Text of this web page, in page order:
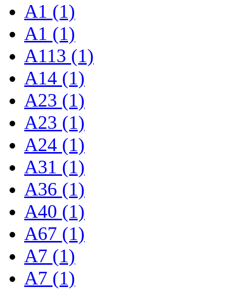
A1 (1)
A1 (1)
A113 (1)
A14 (1)
A23 (1)
A23 (1)
A24 (1)
A31 (1)
A36 (1)
A40 (1)
A67 (1)
A7 (1)
A7 (1)